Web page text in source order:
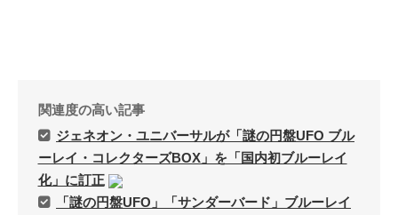
関連度の高い記事
ジェネオン・ユニバーサルが「謎の円盤UFO ブル
ーレイ・コレクターズBOX」を「国内初ブルーレイ
化」に訂正
「謎の円盤UFO」「サンダーバード」ブルーレイ